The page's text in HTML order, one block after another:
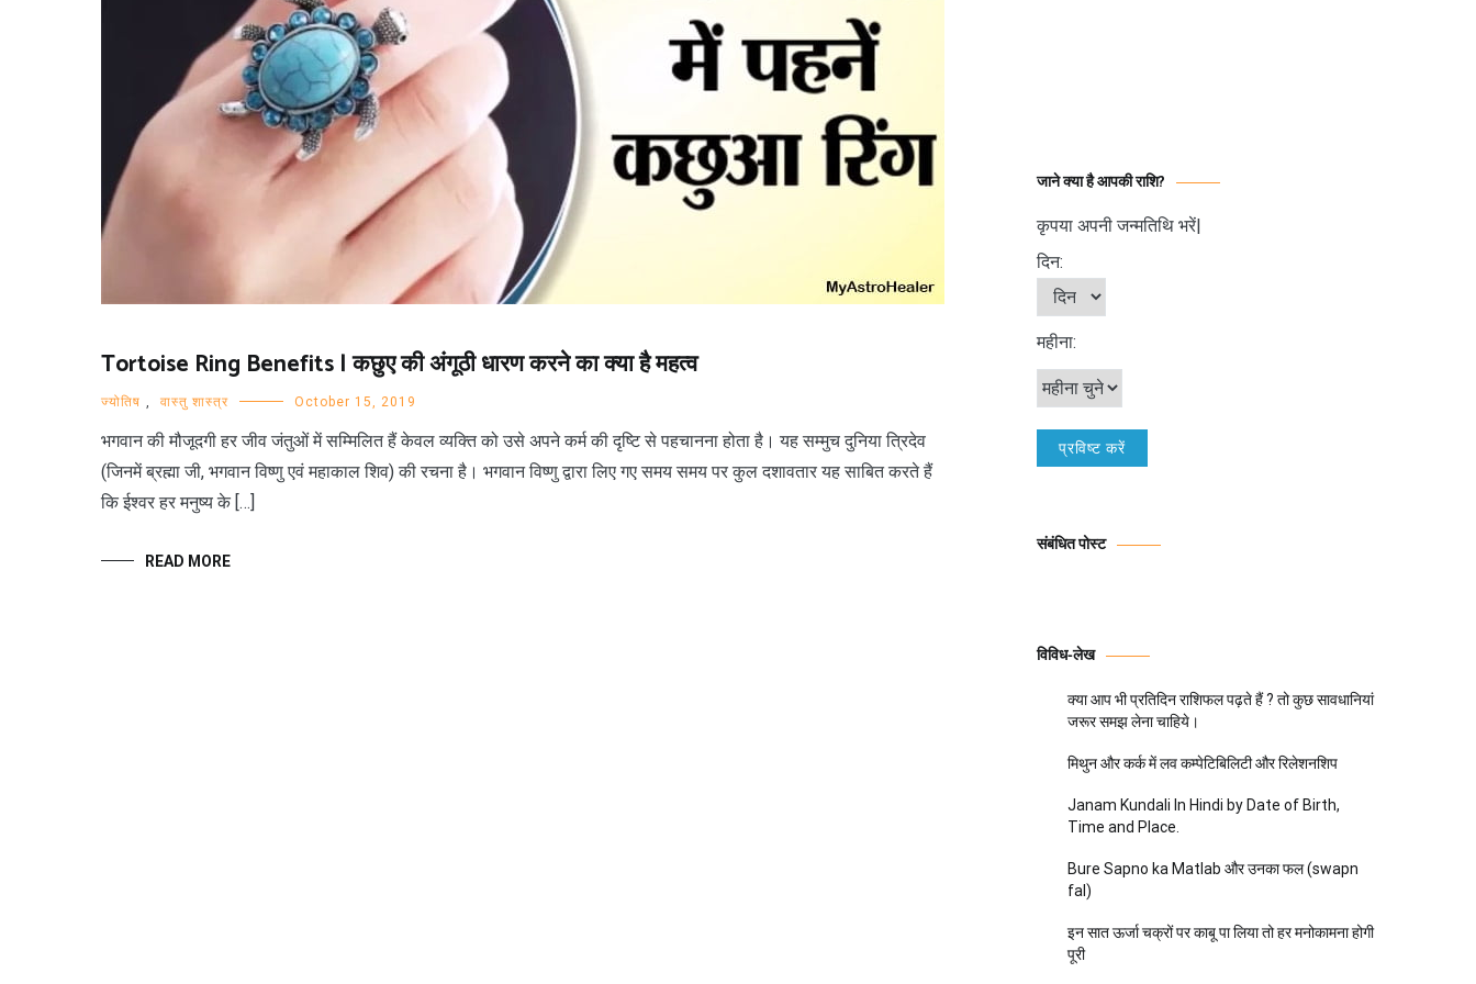
Tortoise Ring Benefits | कछुए की अंगूठी धारण करने का क्या है महत्व
ज्योतिष , वास्तु शास्त्र October 15, 2019
भगवान की मौजूदगी हर जीव जंतुओं में सम्मिलित हैं केवल व्यक्ति को उसे अपने कर्म की दृष्टि से पहचानना होता है। यह सम्मुच दुनिया त्रिदेव
(जिनमें ब्रह्मा जी, भगवान विष्णु एवं महाकाल शिव) की रचना है। भगवान विष्णु द्वारा लिए गए समय समय पर कुल दशावतार यह साबित करते हैं
कि ईश्वर हर मनुष्य के […]
READ MORE
जाने क्या है आपकी राशि?
कृपया अपनी जन्मतिथि भरें|
दिन:
महीना:
संबंधित पोस्ट
विविध-लेख
क्या आप भी प्रतिदिन राशिफल पढ़ते हैं ? तो कुछ सावधानियां
जरूर समझ लेना चाहिये।
मिथुन और कर्क में लव कम्पेटिबिलिटी और रिलेशनशिप
Janam Kundali In Hindi by Date of Birth,
Time and Place.
Bure Sapno ka Matlab और उनका फल (swapn
fal)
इन सात ऊर्जा चक्रों पर काबू पा लिया तो हर मनोकामना होगी
पूरी